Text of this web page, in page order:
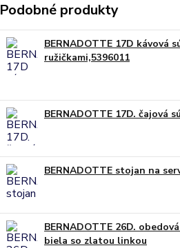
Podobné produkty
BERNADOTTE 17D kávová
ružičkami,5396011
BERNADOTTE 17D. čajová
BERNADOTTE stojan na
BERNADOTTE 26D.
biela so zlatou linkou